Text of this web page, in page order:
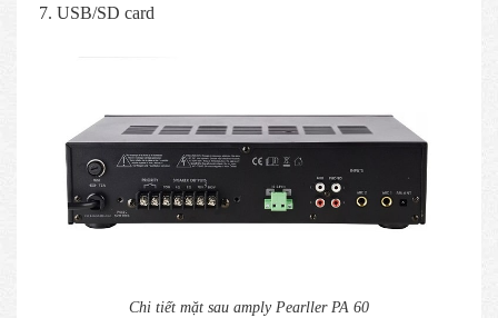
7. USB/SD card
Chi tiết mặt sau amply Pearller PA 60